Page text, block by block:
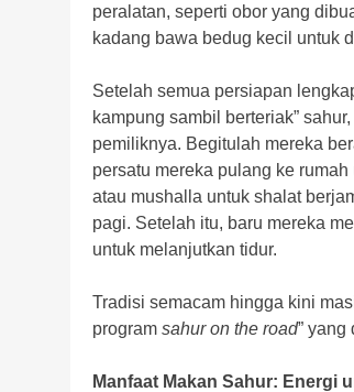
peralatan, seperti obor yang
kadang bawa bedug kecil untuk
Setelah semua persiapan
kampung sambil berteriak”
pemiliknya. Begitulah mereka
persatu mereka pulang ke
atau mushalla untuk shalat
pagi. Setelah itu, baru mereka
untuk melanjutkan tidur.
Tradisi semacam hingga kini
program sahur on the road” yang
Manfaat Makan Sahur: Energi